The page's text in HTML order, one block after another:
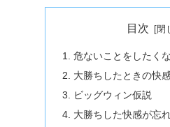
目次
危ないことをしたく
大勝ちしたときの快
ビッグウィン仮説
大勝ちした快感が忘